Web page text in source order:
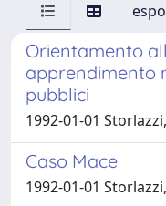
Orientamento
apprendimento
pubblici
1992-01-01
Caso Mace
1992-01-01